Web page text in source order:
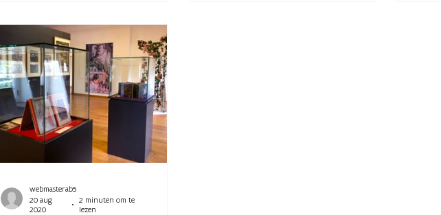
webmasterab5
20 aug
2020
2 minuten om te
lezen